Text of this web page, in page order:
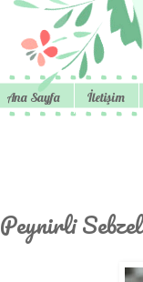
Ana Sayfa İletişim
Peynirli